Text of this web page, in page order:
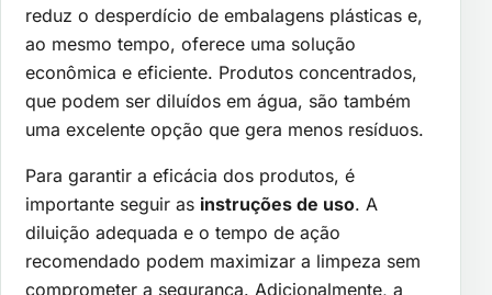
reduz o desperdício de embalagens plásticas e,
ao mesmo tempo, oferece uma solução
econômica e eficiente. Produtos concentrados,
que podem ser diluídos em água, são também
uma excelente opção que gera menos resíduos.
Para garantir a eficácia dos produtos, é
importante seguir as instruções de uso. A
diluição adequada e o tempo de ação
recomendado podem maximizar a limpeza sem
comprometer a segurança. Adicionalmente, a